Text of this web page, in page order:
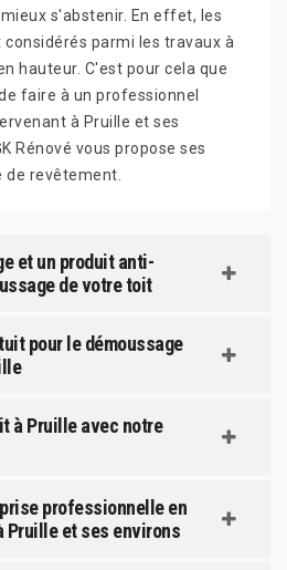
s'abstenir. En effet, les
parmi les travaux à
hauteur. C'est pour cela que
faire à un professionnel
à Pruille et ses
Rénové vous propose ses
de revêtement.
et un produit anti-
de votre toit
pour le démoussage
à Pruille avec notre
professionnelle en
Pruille et ses environs